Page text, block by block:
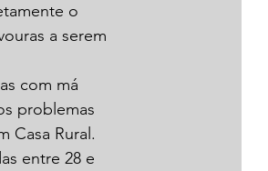
o
a serem
com má
problemas
Casa Rural.
entre 28 e